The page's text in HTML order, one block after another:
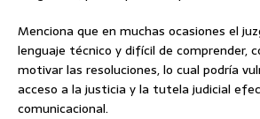
Menciona que en muchas ocasiones el
lenguaje técnico y difícil de comprender,
motivar las resoluciones, lo cual podría
acceso a la justicia y la tutela judicial
comunicacional.